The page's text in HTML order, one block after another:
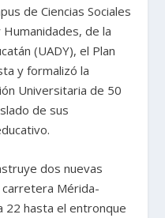
de Ciencias Sociales
de la
(UADY), el Plan
y formalizó la
Universitaria de 50
de sus
dos nuevas
carretera Mérida-
22 hasta el entronque